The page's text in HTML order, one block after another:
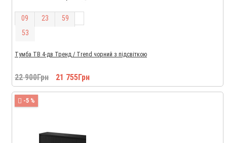
09 23 59
52
Тумба ТВ 4-дв Тренд / Trend чорний з підсвіткою
22 900Грн 21 755Грн
-5 %